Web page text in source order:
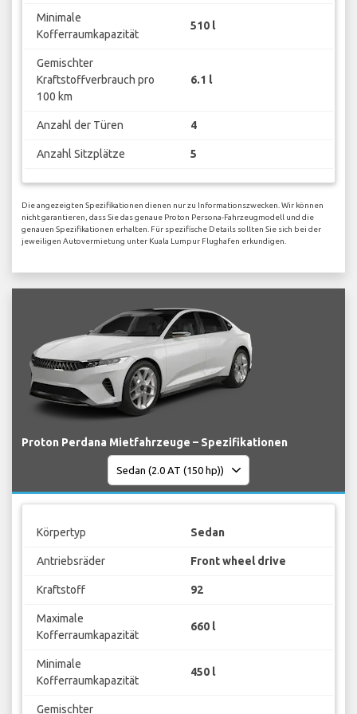
Minimale
Kofferraumkapazität
510 l
Gemischter
Kraftstoffverbrauch pro
100 km
6.1 l
Anzahl der Türen 4
Anzahl Sitzplätze 5
Die angezeigten Spezifikationen dienen nur zu Informationszwecken. Wir können
nicht garantieren, dass Sie das genaue Proton Persona-Fahrzeugmodell und die
genauen Spezifikationen erhalten. Für spezifische Details sollten Sie sich bei der
jeweiligen Autovermietung unter Kuala Lumpur Flughafen erkundigen.
Proton Perdana Mietfahrzeuge – Spezifikationen
Körpertyp Sedan
Antriebsräder Front wheel drive
Kraftstoff 92
Maximale
Kofferraumkapazität
660 l
Minimale
Kofferraumkapazität
450 l
Gemischter